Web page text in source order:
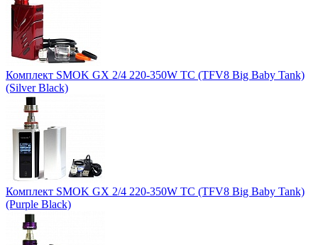
Комплект SMOK GX 2/4 220-350W TC (TFV8 Big Baby Tank)
(Silver Black)
Комплект SMOK GX 2/4 220-350W TC (TFV8 Big Baby Tank)
(Purple Black)